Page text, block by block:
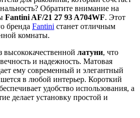
Обратите внимание на
Fantini AF/21 27 93 A704WF. Этот
бренда Fantini станет отличным
комнаты.
латуни, что
и надежность. Матовая
ему современный и элегантный
в любой интерьер. Короткий
удобство использования, а
делает установку простой и